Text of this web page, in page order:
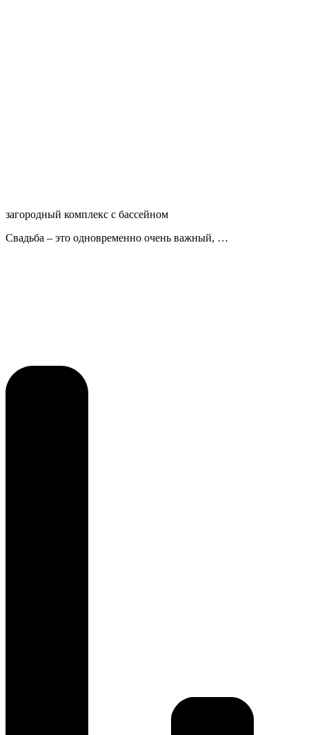
загородный комплекс с бассейном
Свадьба – это одновременно очень важный, …